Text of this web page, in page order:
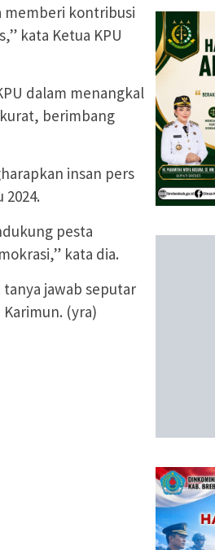
memberi kontribusi
kata Ketua KPU
dalam menangkal
berimbang
insan pers
pesta
kata dia.
jawab seputar
(yra)